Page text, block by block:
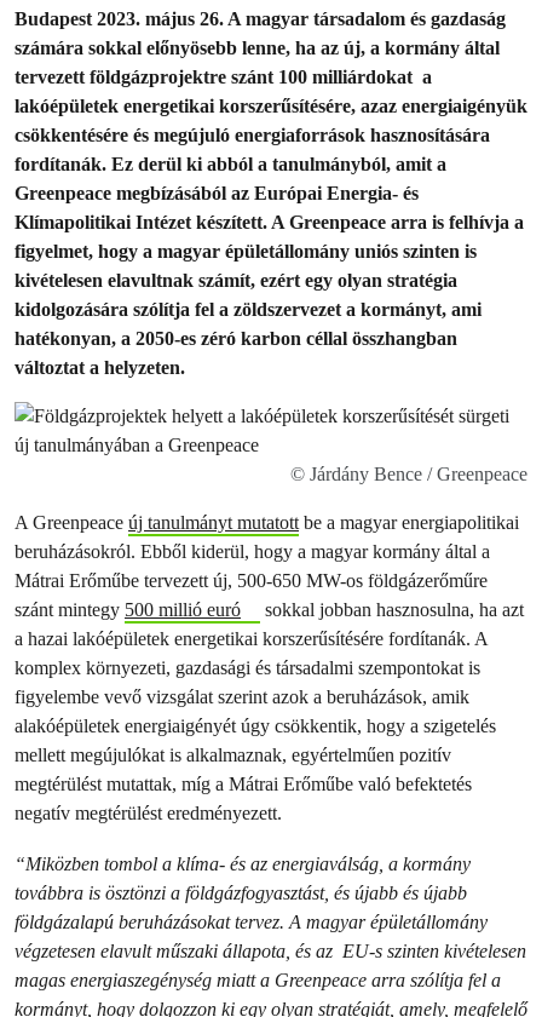
Budapest 2023. május 26. A magyar társadalom és gazdaság
számára sokkal előnyösebb lenne, ha az új, a kormány által
tervezett földgázprojektre szánt 100 milliárdokat a
lakóépületek energetikai korszerűsítésére, azaz energiaigényük
csökkentésére és megújuló energiaforrások hasznosítására
fordítanák. Ez derül ki abból a tanulmányból, amit a
Greenpeace megbízásából az Európai Energia- és
Klímapolitikai Intézet készített. A Greenpeace arra is felhívja a
figyelmet, hogy a magyar épületállomány uniós szinten is
kivételesen elavultnak számít, ezért egy olyan stratégia
kidolgozására szólítja fel a zöldszervezet a kormányt, ami
hatékonyan, a 2050-es zéró karbon céllal összhangban
változtat a helyzeten.
© Járdány Bence / Greenpeace
A Greenpeace új tanulmányt mutatottbe a magyar energiapolitikai
beruházásokról. Ebből kiderül, hogy a magyar kormány által a
Mátrai Erőműbe tervezett új, 500-650 MW-os földgázerőműre
szánt mintegy 500 millió euró
sokkal jobban hasznosulna, ha azt
a hazai lakóépületek energetikai korszerűsítésére fordítanák. A
komplex környezeti, gazdasági és társadalmi szempontokat is
figyelembe vevő vizsgálat szerint azok a beruházások, amik
alakóépületek energiaigényét úgy csökkentik, hogy a szigetelés
mellett megújulókat is alkalmaznak, egyértelműen pozitív
megtérülést mutattak, míg a Mátrai Erőműbe való befektetés
negatív megtérülést eredményezett.
“Miközben tombol a klíma- és az energiaválság, a kormány
továbbra is ösztönzi a földgázfogyasztást, és újabb és újabb
földgázalapú beruházásokat tervez. A magyar épületállomány
végzetesen elavult műszaki állapota, és az EU-s szinten kivételesen
magas energiaszegénység miatt a Greenpeace arra szólítja fel a
kormányt, hogy dolgozzon ki egy olyan stratégiát, amely, megfelelő